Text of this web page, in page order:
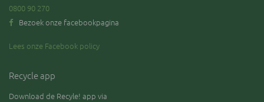
0800 90 270
Bezoek onze facebookpagina
Lees onze Facebook policy
Recycle app
Download de Recyle! app via